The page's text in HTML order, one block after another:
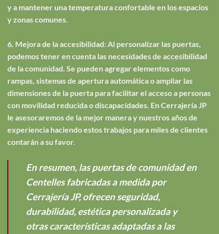
y a mantener una temperatura confortable en los espacios
y zonas comunes.
6. Mejora de la accesibilidad: Al personalizar las puertas,
podemos tener en cuenta las necesidades de accesibilidad
de la comunidad. Se pueden agregar elementos como
rampas, sistemas de apertura automática o ampliar las
dimensiones de la puerta para facilitar el acceso a personas
con movilidad reducida o discapacidades. En Cerrajería JP
le asesoraremos de la mejor manera y nuestros años de
experiencia haciendo estos trabajos para miles de clientes
contarán a su favor.
En resumen, las puertas de comunidad en
Centelles fabricadas a medida por
Cerrajería JP, ofrecen seguridad,
durabilidad, estética personalizada y
otras características adaptadas a las